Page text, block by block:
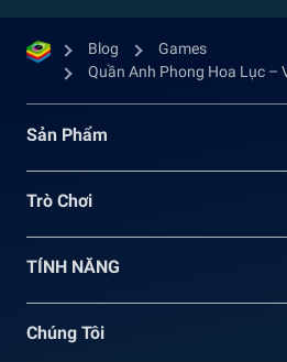
Blog
Games
Quần Anh Phong Hoa Lục –
Sản Phẩm
Trò Chơi
TÍNH NĂNG
Chúng Tôi